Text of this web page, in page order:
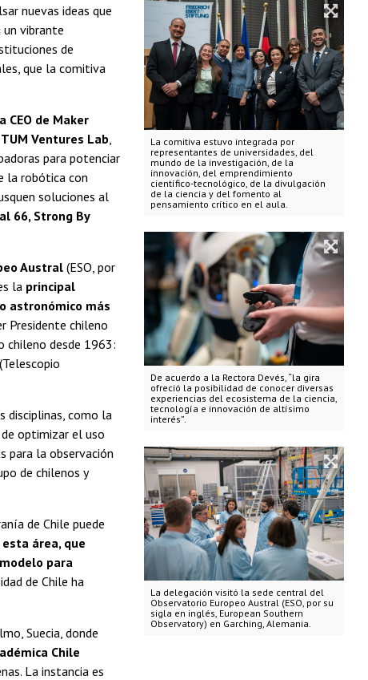
La comitiva estuvo integrada por
representantes de universidades, del
mundo de la investigación, de la
innovación, del emprendimiento
científico-tecnológico, de la divulgación
de la ciencia y del fomento al
pensamiento crítico en el aula.
De acuerdo a la Rectora Devés, “la gira
ofreció la posibilidad de conocer diversas
experiencias del ecosistema de la ciencia,
tecnología e innovación de altísimo
interés”.
La delegación visitó la sede central del
Observatorio Europeo Austral (ESO, por su
sigla en inglés, European Southern
Observatory) en Garching, Alemania.
nuevas ideas que
vibrante
de
que la comitiva
CEO de Maker
TUM Ventures Lab
para potenciar
la robótica con
soluciones al
66, Strong By
Austral(ESO, por
la principal
astronómico más
Presidente chileno
chileno desde 1963:
disciplinas, como la
optimizar el uso
para la observación
de chilenos y
de Chile puede
área, que
para
de Chile ha
Suecia, donde
Chile
La instancia es